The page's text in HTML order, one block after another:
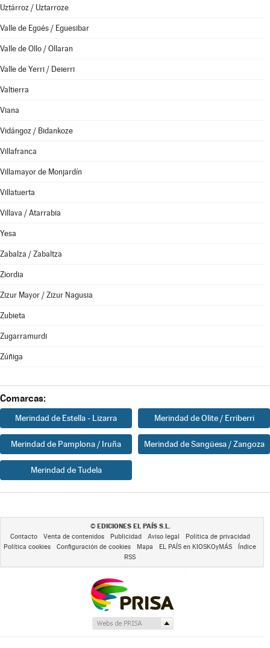
Uztárroz / Uztarroze
Valle de Egüés / Eguesibar
Valle de Ollo / Ollaran
Valle de Yerri / Deierri
Valtierra
Viana
Vidángoz / Bidankoze
Villafranca
Villamayor de Monjardín
Villatuerta
Villava / Atarrabia
Yesa
Zabalza / Zabaltza
Ziordia
Zizur Mayor / Zizur Nagusia
Zubieta
Zugarramurdi
Zúñiga
Comarcas:
Merindad de Estella - Lizarra Merindad de Olite / Erriberri
Merindad de Pamplona / Iruña Merindad de Sangüesa / Zangoza
Merindad de Tudela
© EDICIONES EL PAÍS S.L.
Contacto Venta de contenidos Publicidad Aviso legal
Política de privacidad
Política cookies
Configuración de cookies Mapa EL PAÍS en KIOSKOyMÁS
Índice
RSS